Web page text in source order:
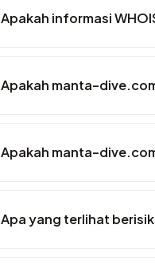
Apakah informasi
Apakah manta-
Apakah manta-
Apa yang terlihat